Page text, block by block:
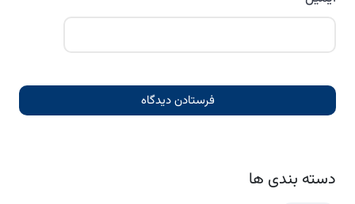
دسته بندی ها